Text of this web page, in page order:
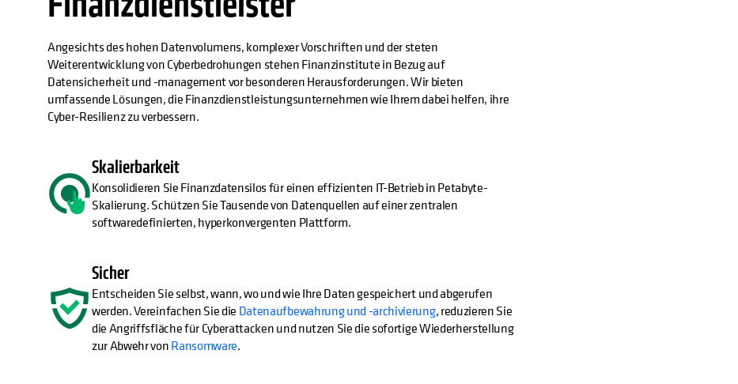
Angesichts des hohen Datenvolumens, komplexer Vorschriften und der steten
Weiterentwicklung von Cyberbedrohungen stehen Finanzinstitute in Bezug auf
Datensicherheit und -management vor besonderen Herausforderungen. Wir bieten
umfassende Lösungen, die Finanzdienstleistungsunternehmen wie Ihrem dabei helfen, ihre
Cyber-Resilienz zu verbessern.
Skalierbarkeit
Konsolidieren Sie Finanzdatensilos für einen effizienten IT-Betrieb in Petabyte-
Skalierung. Schützen Sie Tausende von Datenquellen auf einer zentralen
softwaredefinierten, hyperkonvergenten Plattform.
Sicher
Entscheiden Sie selbst, wann, wo und wie Ihre Daten gespeichert und abgerufen
werden. Vereinfachen Sie die Datenaufbewahrung und -archivierung, reduzieren Sie
die Angriffsfläche für Cyberattacken und nutzen Sie die sofortige Wiederherstellung
zur Abwehr vonRansomware.